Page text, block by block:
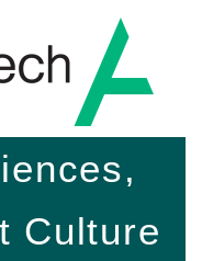
Culture